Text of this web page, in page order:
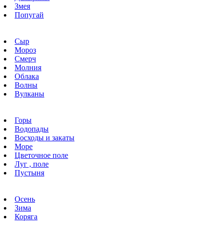
Змея
Попугай
Сыр
Мороз
Смерч
Молния
Облака
Волны
Вулканы
Горы
Водопады
Восходы и закаты
Море
Цветочное поле
Луг , поле
Пустыня
Осень
Зима
Коряга